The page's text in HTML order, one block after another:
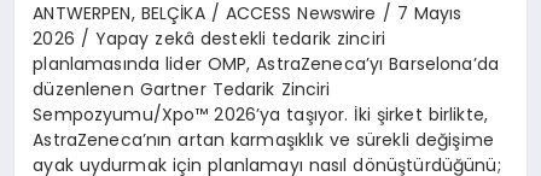
ANTWERPEN, BELÇİKA / ACCESS Newswire / 7 Mayıs
2026 / Yapay zekâ destekli tedarik zinciri
planlamasında lider OMP, AstraZeneca’yıBarselona’da
düzenlenen Gartner Tedarik Zinciri
Sempozyumu/Xpo™2026’ya taşıyor. İki şirket birlikte,
AstraZeneca’nın artan karmaşıklık ve sürekli değişime
ayak uydurmak için planlamayı nasıl dönüştürdüğünü;